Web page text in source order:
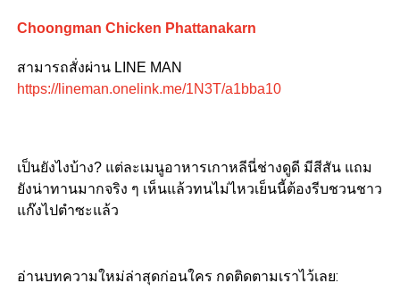
Choongman Chicken Phattanakarn
สามารถสั่งผ่าน LINE MAN
https://lineman.onelink.me/1N3T/a1bba10
เป็นยังไงบ้าง? แต่ละเมนูอาหารเกาหลีนี่ช่างดูดี มีสีสัน แถม
ยังน่าทานมากจริง ๆ เห็นแล้วทนไม่ไหวเย็นนี้ต้องรีบชวนชาว
แก๊งไปตำซะแล้ว
อ่านบทความใหม่ล่าสุดก่อนใคร กดติดตามเราไว้เลย: